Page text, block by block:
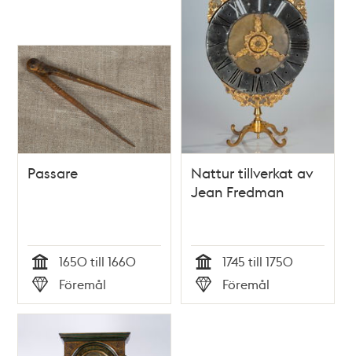
Passare
Tid
1650 till 1660
Typ
Föremål
Nattur tillverkat av
Jean Fredman
Tid
1745 till 1750
Typ
Föremål